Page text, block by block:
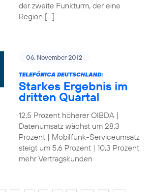
der zweite Funkturm, der eine
Region […]
06. November 2012
TELEFÓNICA DEUTSCHLAND:
Starkes Ergebnis im
dritten Quartal
12,5 Prozent höherer OIBDA |
Datenumsatz wächst um 28,3
Prozent | Mobilfunk-Serviceumsatz
steigt um 5,6 Prozent | 10,3 Prozent
mehr Vertragskunden